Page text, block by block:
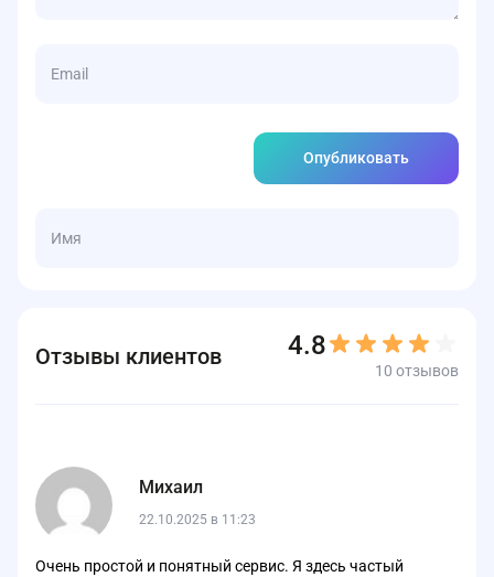
Отзывы клиентов 4.8
10 отзывов
Михаил
22.10.2025 в 11:23
Очень простой и понятный сервис. Я здесь частый